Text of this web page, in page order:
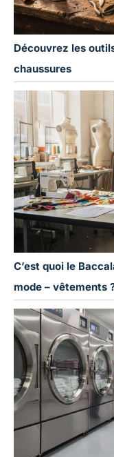
Découvrez les
chaussures
C’est quoi le
mode – vêtements